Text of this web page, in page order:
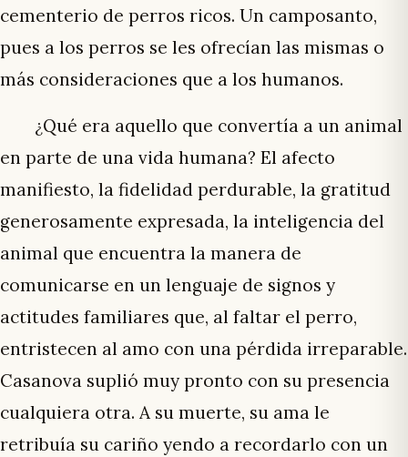
cementerio de perros ricos. Un camposanto,
pues a los perros se les ofrecían las mismas o
más consideraciones que a los humanos.
¿Qué era aquello que convertía a un animal
en parte de una vida humana? El afecto
manifiesto, la fidelidad perdurable, la gratitud
generosamente expresada, la inteligencia del
animal que encuentra la manera de
comunicarse en un lenguaje de signos y
actitudes familiares que, al faltar el perro,
entristecen al amo con una pérdida irreparable.
Casanova suplió muy pronto con su presencia
cualquiera otra. A su muerte, su ama le
retribuía su cariño yendo a recordarlo con un